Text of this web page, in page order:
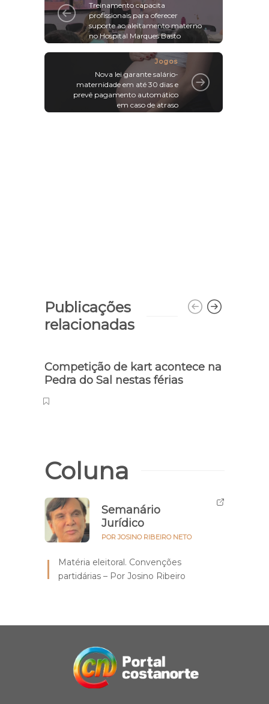
Treinamento capacita
profissionais para oferecer
suporte ao aleitamento materno
no Hospital Marques Basto
Jogos
Nova lei garante salário-
maternidade em até 30 dias e
prevê pagamento automático
em caso de atraso
Publicações
relacionadas
Competição de kart acontece na
Pedra do Sal nestas férias
Coluna
Semanário
Jurídico
POR JOSINO RIBEIRO NETO
Matéria eleitoral. Convenções
partidárias – Por Josino Ribeiro